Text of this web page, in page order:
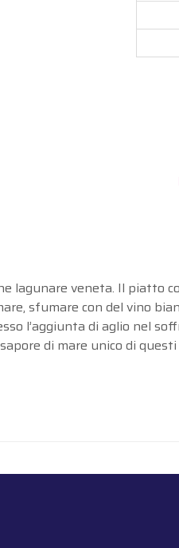
lagunare veneta. Il piatto
sfumare con del vino
l’aggiunta di aglio nel
di mare unico di